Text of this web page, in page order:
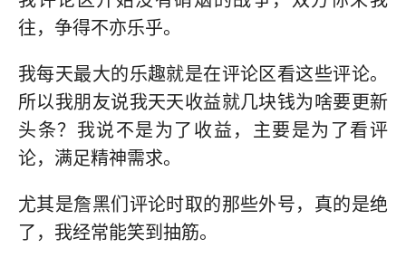
往，争得不亦乐乎。
我每天最大的乐趣就是在评论区看这些评论。
所以我朋友说我天天收益就几块钱为啥要更新
头条？我说不是为了收益，主要是为了看评
论，满足精神需求。
尤其是詹黑们评论时取的那些外号，真的是绝
了，我经常能笑到抽筋。